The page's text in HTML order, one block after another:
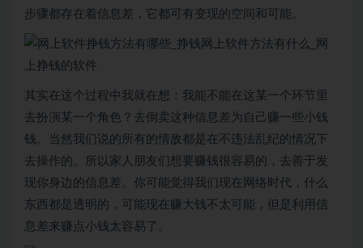
步骤都存在着信息差，它都可有变现的空间和可能。
其实在这个过程中我就在想：我能不能在这某一个环节里
去扮演某一个角色？去倒卖这种信息差为自己赚一些小钱
钱。当然我们说的所有的情敌都是在不违法乱纪的情况下
去操作的。所以家人朋友们想要赚钱很容易的，去善于发
现你身边的信息差。你可能觉得我们现在网络时代，什么
东西都是透明的，可能现在赚大钱不太可能，但是利用信
息差来赚点小钱太容易了。